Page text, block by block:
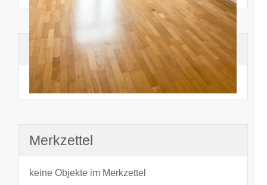
Suchhistorie
noch nichts angesehen
Merkzettel
keine Objekte im Merkzettel